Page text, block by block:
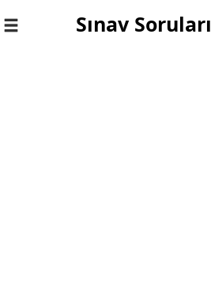
Toggle
Sınav Soruları